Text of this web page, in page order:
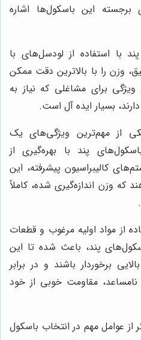
برجسته این باسکول‌ها اشاره
با استفاده از لودسل‌های با
وزن را با بالاترین دقت ممکن
ویژگی برای مشاغلی که نیاز به
بسیار ایده آل است.
از مهم‌ترین ویژگی‌های یک
پند با بهره‌گیری از
کالیبراسیون پیشرفته، این
که وزن اندازه‌گیری شده، کاملاً
از مواد اولیه مرغوب و قطعات
پند، باعث شده تا این
برخوردار باشند و در برابر
مقاومت خوبی از خود
عوامل مهم در انتخاب باسکول